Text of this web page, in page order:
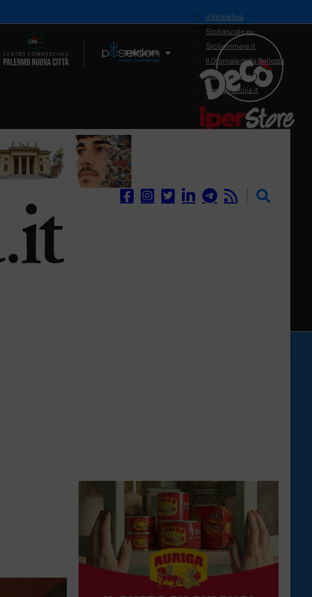
Il Network
il SiciliaTivù
Siciliarurale.eu
Siciliammare.it
Il Giornale della Bellezza
Siciliamedica.it
Sanitainsicilia.it